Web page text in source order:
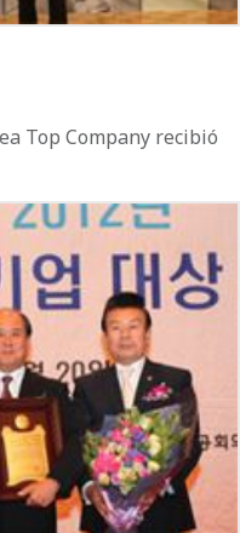
Top Company recibió